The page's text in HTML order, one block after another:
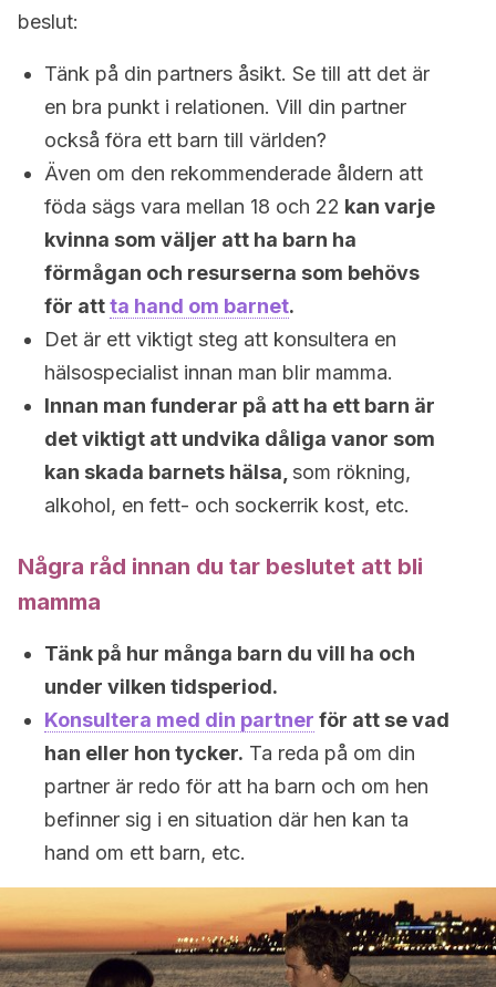
beslut:
Tänk på din partners åsikt. Se till att det är
en bra punkt i relationen. Vill din partner
också föra ett barn till världen?
Även om den rekommenderade åldern att
föda sägs vara mellan 18 och 22 kan varje
kvinna som väljer att ha barn ha
förmågan och resurserna som behövs
för attta hand om barnet.
Det är ett viktigt steg att konsultera en
hälsospecialist innan man blir mamma.
Innan man funderar på att ha ett barn är
det viktigt att undvika dåliga vanor som
kan skada barnets hälsa, som rökning,
alkohol, en fett- och sockerrik kost, etc.
Några råd innan du tar beslutet att bli
mamma
Tänk på hur många barn du vill ha och
under vilken tidsperiod.
Konsultera med din partner för att se vad
han eller hon tycker. Ta reda på om din
partner är redo för att ha barn och om hen
befinner sig i en situation där hen kan ta
hand om ett barn, etc.